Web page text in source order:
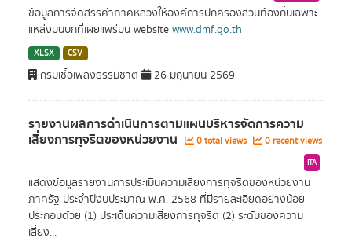
ข้อมูลการจัดสรรค่าภาคหลวงให้องค์การปกครองส่วนท้องถิ่นเฉพาะ
แหล่งบนบกที่เผยแพร่บน website www.dmf.go.th
XLSX CSV
กรมเชื้อเพลิงธรรมชาติ 26 มิถุนายน 2569
รายงานผลการดำเนินการตามแผนบริหารจัดการความ
เสี่ยงการทุจริตของหน่วยงาน 0 total views 0 recent views
ITA
แสดงข้อมูลรายงานการประเมินความเสี่ยงการทุจริตของหน่วยงาน
ภาครัฐ ประจำปีงบประมาณ พ.ศ. 2568 ที่มีรายละเอียดอย่างน้อย
ประกอบด้วย (1) ประเด็นความเสี่ยงการทุจริต (2) ระดับของความ
เสี่ยง...